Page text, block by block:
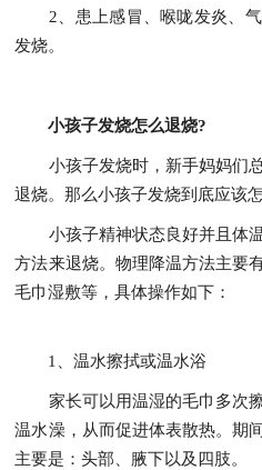
2、患上感冒、喉咙发炎、气
发烧。
小孩子发烧怎么退烧?
小孩子发烧时，新手妈妈们总
退烧。那么小孩子发烧到底应该
小孩子精神状态良好并且体温
方法来退烧。物理降温方法主要
毛巾湿敷等，具体操作如下：
1、温水擦拭或温水浴
家长可以用温湿的毛巾多次擦
温水澡，从而促进体表散热。期
主要是：头部、腋下以及四肢。